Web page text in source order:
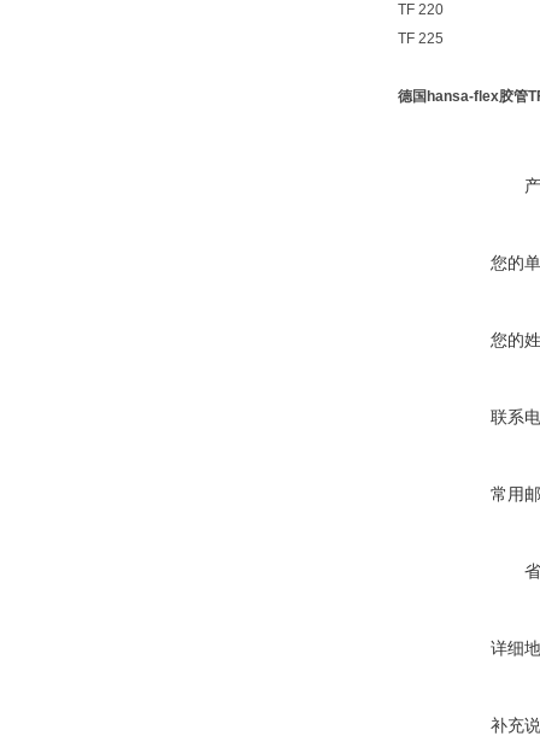
TF 220
TF 225
德国hansa-flex胶管
您的
您的
联系
常用
详细
补充